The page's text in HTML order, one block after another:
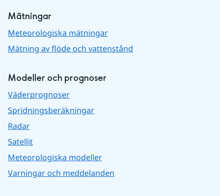
Mätningar
Meteorologiska mätningar
Mätning av flöde och vattenstånd
Modeller och prognoser
Väderprognoser
Spridningsberäkningar
Radar
Satellit
Meteorologiska modeller
Varningar och meddelanden